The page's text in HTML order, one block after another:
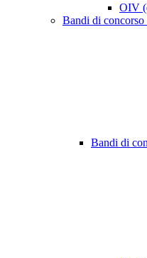
OIV
Bandi di concorso
Bandi di